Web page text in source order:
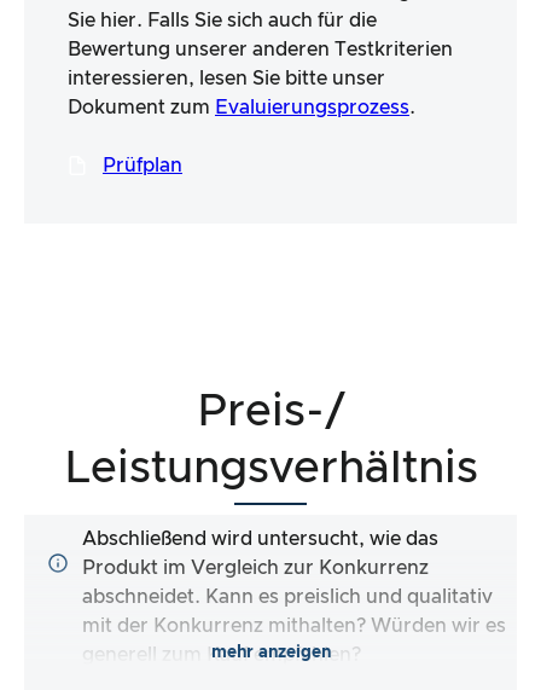
Sie hier. Falls Sie sich auch für die
Bewertung unserer anderen Testkriterien
interessieren, lesen Sie bitte unser
Dokument zum Evaluierungsprozess.
Prüfplan
Preis-/
Leistungsverhältnis
Abschließend wird untersucht, wie das
Produkt im Vergleich zur Konkurrenz
abschneidet. Kann es preislich und qualitativ
mit der Konkurrenz mithalten? Würden wir es
generell zum Kauf empfehlen?
mehr anzeigen